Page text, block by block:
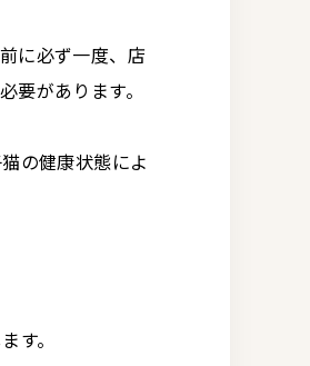
に必ず一度、店
があります。
の健康状態によ
す。